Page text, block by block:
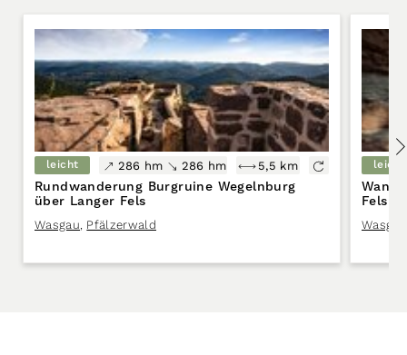
leicht 286 hm 286 hm 5,5 km
Rundwanderung Burgruine Wegelnburg
über Langer Fels
Wasgau, Pfälzerwald
leicht
Fels
Wasgau